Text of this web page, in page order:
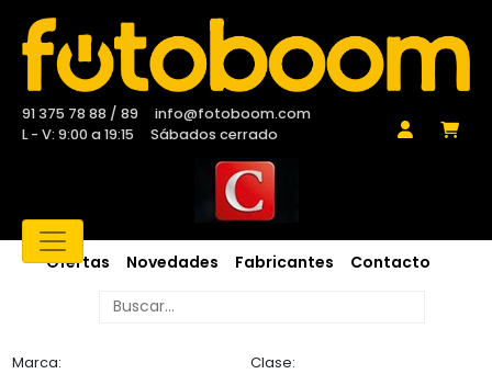
91 375 78 88 / 89
info@fotoboom.com
L - V: 9:00 a 19:15
Sábados cerrado
Ofertas Novedades Fabricantes Contacto
Marca: Clase: